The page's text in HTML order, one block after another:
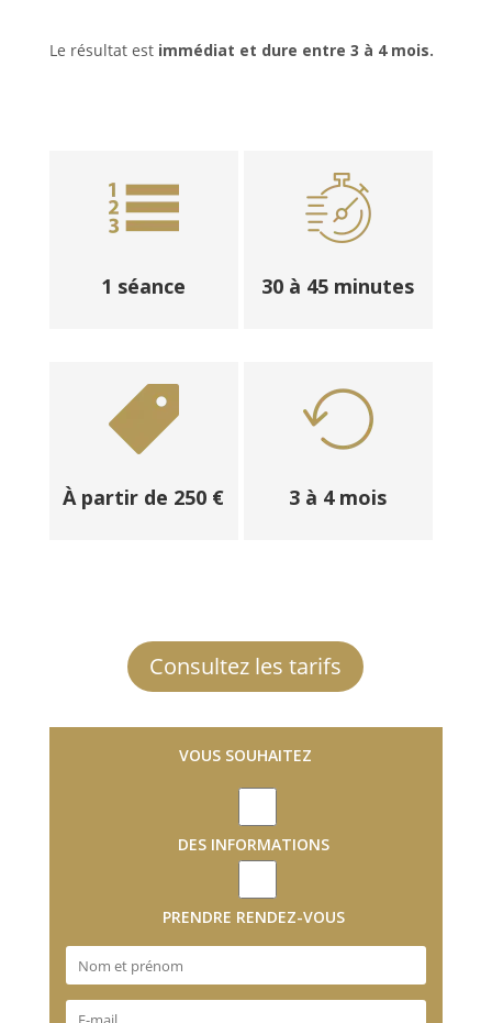
Le résultat est immédiat et dure entre 3 à 4 mois.
1 séance 30 à 45 minutes
À partir de 250 € 3 à 4 mois
Consultez les tarifs
VOUS SOUHAITEZ
DES INFORMATIONS
PRENDRE RENDEZ-VOUS